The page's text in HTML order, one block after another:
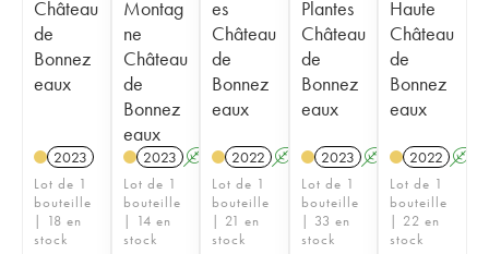
Château
de
Bonnez
eaux
2023
Lot de 1
bouteille
| 18 en
stock
Montag
ne
Château
de
Bonnez
eaux
2023 A
Lot de 1
bouteille
| 14 en
stock
es
Château
de
Bonnez
eaux
2022 A
Lot de 1
bouteille
| 21 en
stock
Plantes
Château
de
Bonnez
eaux
2023 A
Lot de 1
bouteille
| 33 en
stock
Haute
Château
de
Bonnez
eaux
2022 A
Lot de 1
bouteille
| 22 en
stock